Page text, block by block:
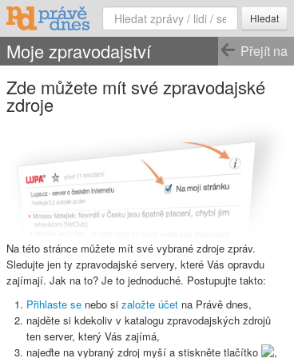
Hledat
Přejít na
Moje zpravodajství
Zde můžete mít své zpravodajské
zdroje
Na této stránce můžete mít své vybrané zdroje zpráv.
Sledujte jen ty zpravodajské servery, které Vás opravdu
zajímají. Jak na to? Je to jednoduché. Postupujte takto:
Přihlaste se nebo si založte účet na Právě dnes,
najděte si kdekoliv v katalogu zpravodajských zdrojů
ten server, který Vás zajímá,
najeďte na vybraný zdroj myší a stiskněte tlačítko ,